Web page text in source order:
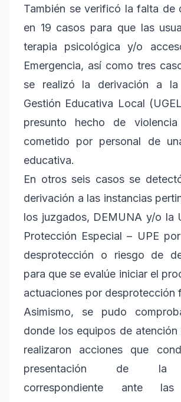
También se verificó la falta de
en 19 casos para que las
terapia psicológica y/o
Emergencia, así como tres
se realizó la derivación a
Gestión Educativa Local
presunto hecho de
cometido por personal de
educativa.
En otros seis casos se
derivación a las instancias
los juzgados, DEMUNA y/o la
Protección Especial – UPE
desprotección o riesgo de
para que se evalúe iniciar el
actuaciones por desprotección
Asimismo, se pudo
donde los equipos de
realizaron acciones que
presentación de la
correspondiente ante las